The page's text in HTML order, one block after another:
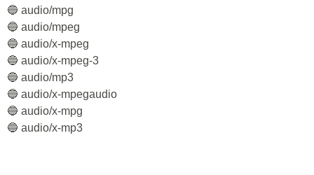
🔵 audio/mpg
🔵 audio/mpeg
🔵 audio/x-mpeg
🔵 audio/x-mpeg-3
🔵 audio/mp3
🔵 audio/x-mpegaudio
🔵 audio/x-mpg
🔵 audio/x-mp3